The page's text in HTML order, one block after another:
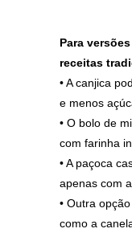
Para
receitas
• A canjica
e menos
• O bolo de
com farinha
• A paçoca
apenas com
• Outra
como a